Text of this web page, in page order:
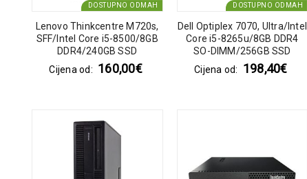
DOSTUPNO ODMAH
Lenovo Thinkcentre M720s,
SFF/Intel Core i5-8500/8GB
DDR4/240GB SSD
Cijena od: 160,00€
DOSTUPNO ODMAH
Dell Optiplex 7070, Ultra/Intel
Core i5-8265u/8GB DDR4
SO-DIMM/256GB SSD
Cijena od:
198,40€